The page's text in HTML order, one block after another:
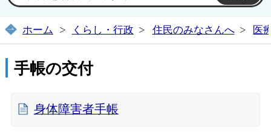
ホーム くらし・行政 住民のみなさんへ 医
手帳の交付
身体障害者手帳